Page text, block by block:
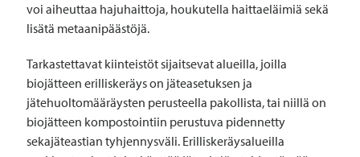
voi aiheuttaa hajuhaittoja, houkutella haittaeläimiä sekä
lisätä metaanipäästöjä.
Tarkastettavat kiinteistöt sijaitsevat alueilla, joilla
biojätteen erilliskeräys on jäteasetuksen ja
jätehuoltomääräysten perusteella pakollista, tai niillä on
biojätteen kompostointiin perustuva pidennetty
sekajäteastian tyhjennysväli. Erilliskeräysalueilla